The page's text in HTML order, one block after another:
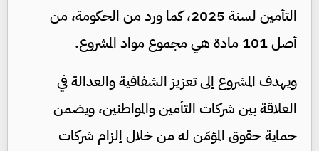
التأمين لسنة 2025، كما ورد من الحكومة، من
أصل 101 مادة هي مجموع مواد المشروع.
ويهدف المشروع إلى تعزيز الشفافية والعدالة في
العلاقة بين شركات التأمين والمواطنين، ويضمن
حماية حقوق المؤمّن له من خلال إلزام شركات